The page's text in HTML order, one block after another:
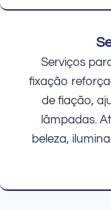
Serviços
fixação
de fiação,
lâmpadas.
beleza,